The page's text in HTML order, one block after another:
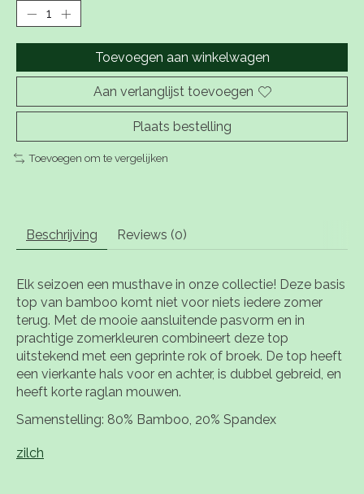
Toevoegen aan winkelwagen
Aan verlanglijst toevoegen
Plaats bestelling
Toevoegen om te vergelijken
Beschrijving Reviews (0)
Elk seizoen een musthave in onze collectie! Deze basis
top van bamboo komt niet voor niets iedere zomer
terug. Met de mooie aansluitende pasvorm en in
prachtige zomerkleuren combineert deze top
uitstekend met een geprinte rok of broek. De top heeft
een vierkante hals voor en achter, is dubbel gebreid, en
heeft korte raglan mouwen.
Samenstelling: 80% Bamboo, 20% Spandex
zilch